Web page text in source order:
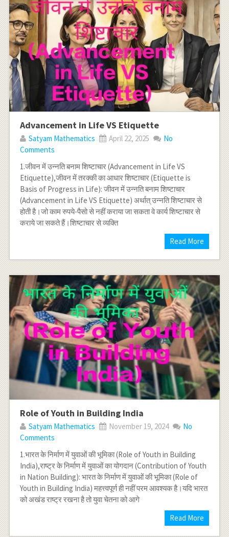
Advancement in Life VS Etiquette
Satyam Mathematics April 22, 2025
No
Comments
1.जीवन में उन्नति बनाम शिष्टाचार (Advancement in Life VS
Etiquette),जीवन में तरक्की का आधार शिष्टाचार (Etiquette is
Basis of Progress in Life): जीवन में उन्नति बनाम शिष्टाचार
(Advancement in Life VS Etiquette) अर्थात् उन्नति शिष्टाचार से
होती है।जो काम रुपये-पैसो से नहीं कराया जा सकता वे कार्य शिष्टाचार से
कराये जा सकते हैं।शिष्टाचार से व्यक्ति
Read More
Role of Youth in Building India
Satyam Mathematics November 19, 2024
No
Comments
1.भारत के निर्माण में युवाओं की भूमिका (Role of Youth in Building
India),राष्ट्र के निर्माण में युवाओं का योगदान (Contribution of Youth
in Nation Building): भारत के निर्माण में युवाओं की भूमिका (Role of
Youth in Building India) महत्त्वपूर्ण ही नहीं परम आवश्यक है।यदि भारत
को अखंड राष्ट्र रखना है तो युवा चेतना को आगे
Read More